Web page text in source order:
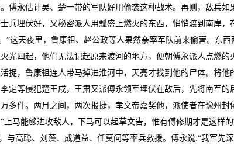
傅永估计吴、楚一带的军队好用偷袭这种战术。再则，敌兵如
兵埋伏好，又秘密派人用瓢盛上燃火的东西，悄悄渡到南岸，
这天夜里，鲁康祖、赵公政等人果然亲率军队前来偷营。东西
光四起，他们无法记起原来渡河的地方，便朝傅永派人点燃的
捉，鲁康祖连人带马掉进淮河中，天亮才找到他的尸体。将他
定等侵犯楚王戍，王肃又派傅永领军埋伏在敌后，先将南军的
多件。两月之间，两次报捷，孝文帝嘉奖他，派使者在豫州封
马能够进攻敌人，下马可以起草文告，惟有傅修期才是这样
高聪、刘藻、成道益、任莫问等率兵救援。傅永说:“我军先